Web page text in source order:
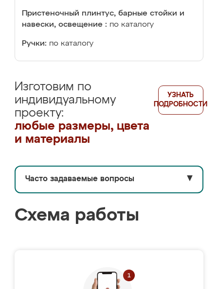
Пристеночный плинтус, барные стойки и
навески, освещение : по каталогу
Ручки: по каталогу
Изготовим по
индивидуальному
проекту:
любые размеры, цвета
и материалы
УЗНАТЬ
ПОДРОБНОСТИ
Часто задаваемые вопросы ▼
Схема работы